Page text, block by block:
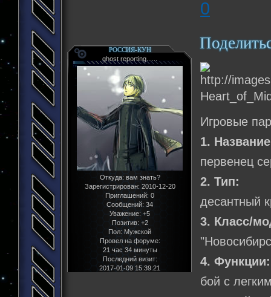
0
РОССИЯ-КУН
ghost reporting......
Откуда: вам знать?
Зарегистрирован: 2010-12-20
Приглашений: 0
Сообщений: 34
Уважение: +5
Позитив: +2
Пол: Мужской
Провел на форуме:
21 час 34 минуты
Последний визит:
2017-01-09 15:39:21
Игровые
1.
первенец
2. Тип:
десантный
3. Класс/
4. Функции:
бой с